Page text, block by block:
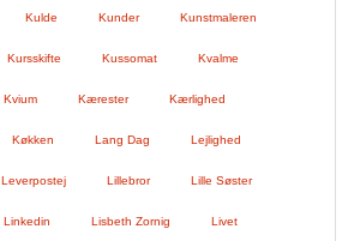
Kulde Kunder Kunstmaleren
Kursskifte Kussomat Kvalme
Kvium Kærester Kærlighed
Køkken Lang Dag Lejlighed
Leverpostej Lillebror Lille Søster
Linkedin Lisbeth Zornig Livet